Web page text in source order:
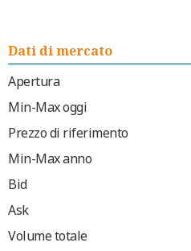
Dati di mercato
Apertura
Min-Max oggi
Prezzo di riferimento
Min-Max anno
Bid
Ask
Volume totale